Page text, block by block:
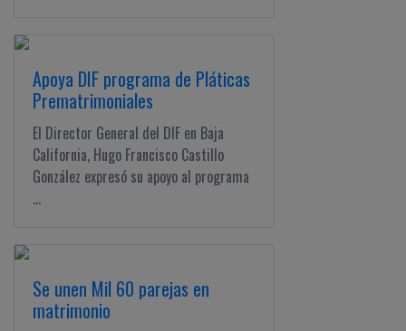
Apoya DIF programa de Pláticas
Prematrimoniales
El Director General del DIF en Baja
California, Hugo Francisco Castillo
González expresó su apoyo al programa
...
Se unen Mil 60 parejas en
matrimonio